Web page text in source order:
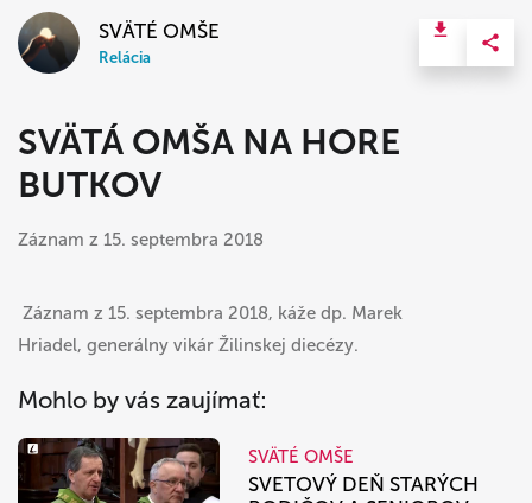
SVÄTÉ OMŠE
Relácia
SVÄTÁ OMŠA NA HORE
BUTKOV
Záznam z 15. septembra 2018
Záznam z 15. septembra 2018, káže dp. Marek
Hriadel, generálny vikár Žilinskej diecézy.
Mohlo by vás zaujímať:
SVÄTÉ OMŠE
SVETOVÝ DEŇ STARÝCH